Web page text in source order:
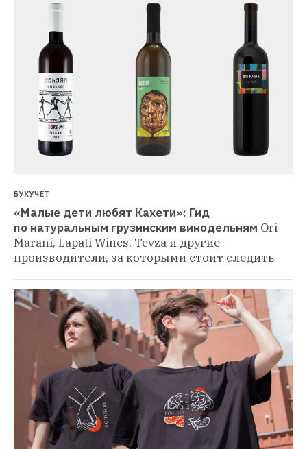
БУХУЧЕТ
«Малые дети любят Кахети»: Гид
по натуральным грузинским винодельням Ori
Marani, Lapati Wines, Tevza и другие
производители, за которыми стоит следить